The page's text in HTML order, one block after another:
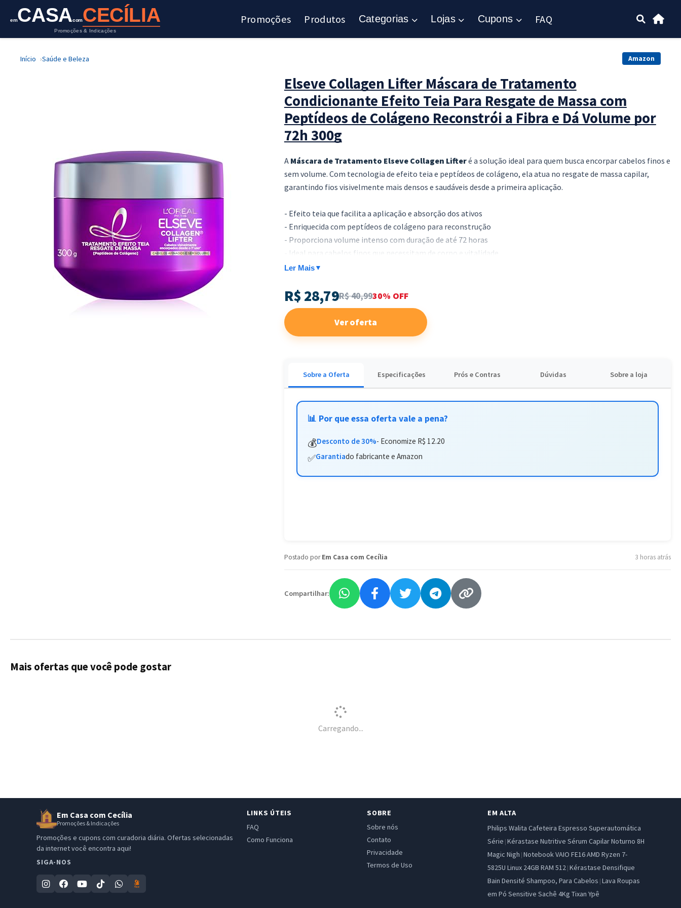
emCASAcomCECÍLIA
Promoções & Indicações
Promoções Produtos Categorias Lojas Cupons FAQ
Início Saúde e Beleza Amazon
Elseve Collagen Lifter Máscara de Tratamento
Condicionante Efeito Teia Para Resgate de Massa com
Peptídeos de Colágeno Reconstrói a Fibra e Dá Volume por
72h 300g
A Máscara de Tratamento Elseve Collagen Lifteré a solução ideal para quem busca encorpar cabelos finos e
sem volume. Com tecnologia de efeito teia e peptídeos de colágeno, ela atua no resgate de massa capilar,
garantindo fios visivelmente mais densos e saudáveis desde a primeira aplicação.
- Efeito teia que facilita a aplicação e absorção dos ativos
- Enriquecida com peptídeos de colágeno para reconstrução
- Proporciona volume intenso com duração de até 72 horas
- Ideal para cabelos finos que necessitam de corpo e vitalidade
frasco de 300g e transforme a aparência dos seus fios.
Ler Mais▼
R$ 28,79R$ 40,9930% OFF
Ver oferta
Sobre a Oferta Especificações Prós e Contras Dúvidas Sobre a loja
📊 Por que essa oferta vale a pena?
💰Desconto de 30%- Economize R$ 12.20
✅Garantiado fabricante e Amazon
Postado porEm Casa com Cecília 3 horas atrás
Compartilhar:
Mais ofertas que você pode gostar
Carregando...
Em Casa com Cecília
Promoções & Indicações
Promoções e cupons com curadoria diária. Ofertas selecionadas
da internet você encontra aqui!
SIGA-NOS
LINKS ÚTEIS
FAQ
Como Funciona
SOBRE
Sobre nós
Contato
Privacidade
Termos de Uso
EM ALTA
Philips Walita Cafeteira Espresso Superautomática
Série | Kérastase Nutritive Sérum Capilar Noturno 8H
Magic Nigh | Notebook VAIO FE16 AMD Ryzen 7-
5825U Linux 24GB RAM 512| Kérastase Densifique
Bain Densité Shampoo, Para Cabelos | Lava Roupas
em Pó Sensitive Sachê 4Kg Tixan Ypê